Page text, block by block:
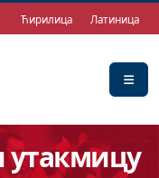
Ћирилица Латиница
утакмицу